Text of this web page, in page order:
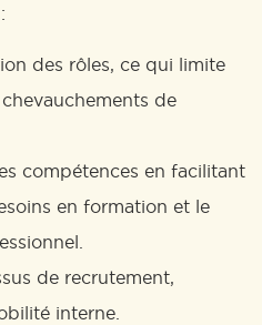
des rôles, ce qui limite
de
compétences en facilitant
en formation et le
de recrutement,
interne.